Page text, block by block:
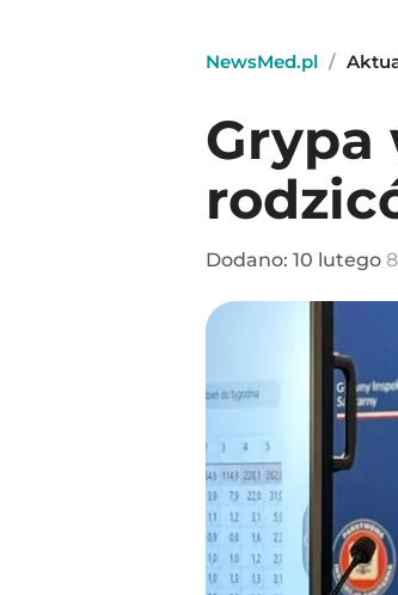
NewsMed.pl /
Grypa
Dodano: 10 lutego